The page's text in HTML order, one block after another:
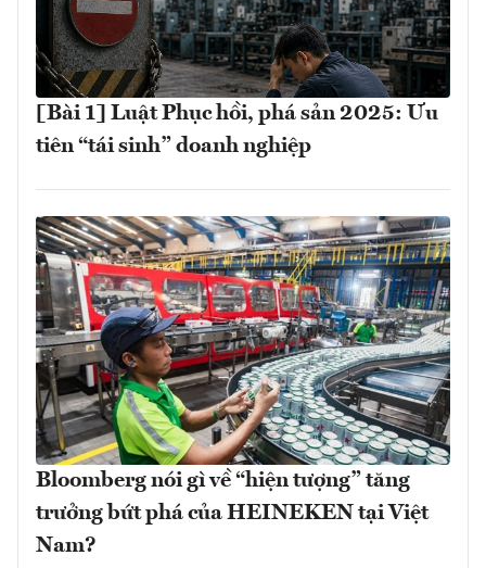
[Bài 1] Luật Phục hồi, phá sản 2025: Ưu
tiên “tái sinh” doanh nghiệp
Bloomberg nói gì về “hiện tượng” tăng
trưởng bứt phá của HEINEKEN tại Việt
Nam?